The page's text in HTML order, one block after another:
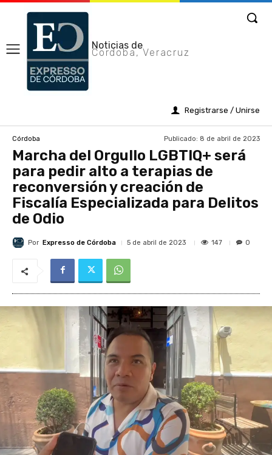
Noticias de
Cordoba, Veracruz
Registrarse / Unirse
Córdoba Publicado: 8 de abril de 2023
Marcha del Orgullo LGBTIQ+ será
para pedir alto a terapias de
reconversión y creación de
Fiscalía Especializada para Delitos
de Odio
Por Expresso de Córdoba 5 de abril de 2023 147 0